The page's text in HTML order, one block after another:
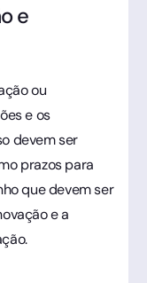
e
ou
e os
devem ser
prazos para
que devem ser
e a